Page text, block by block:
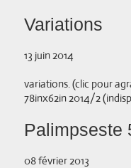
Variations
13 juin 2014
variations. (clic pour
78inx62in 2014/2
Palimpseste
08 février 2013